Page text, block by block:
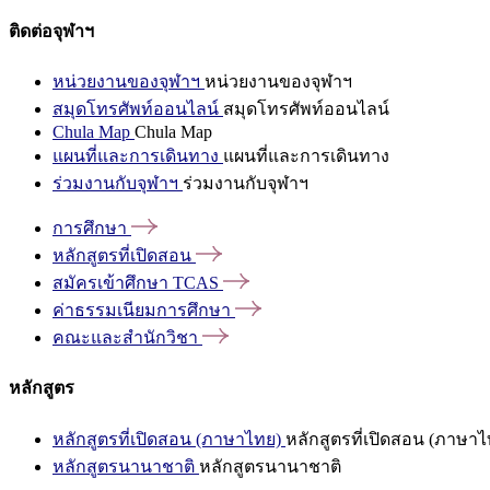
ติดต่อจุฬาฯ
หน่วยงานของจุฬาฯ หน่วยงานของจุฬาฯ
สมุดโทรศัพท์ออนไลน์ สมุดโทรศัพท์ออนไลน์
Chula Map Chula Map
แผนที่และการเดินทาง แผนที่และการเดินทาง
ร่วมงานกับจุฬาฯ ร่วมงานกับจุฬาฯ
การศึกษา
หลักสูตรที่เปิดสอน
สมัครเข้าศึกษา TCAS
ค่าธรรมเนียมการศึกษา
คณะและสำนักวิชา
หลักสูตร
หลักสูตรที่เปิดสอน (ภาษาไทย) หลักสูตรที่เปิดสอน (ภาษาไ
หลักสูตรนานาชาติ หลักสูตรนานาชาติ